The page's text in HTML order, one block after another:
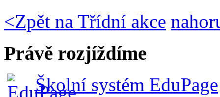
<Zpět na Třídní akce
Právě rozjíždíme
Školní systém EduPage